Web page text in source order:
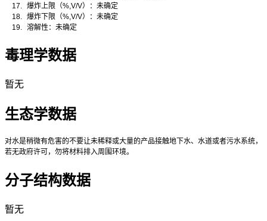
17.
爆炸上限（%,V/V）：未确定
18.
爆炸下限（%,V/V）：未确定
19.
溶解性：未确定
毒理学数据
暂无
生态学数据
对水是稍微有危害的不要让未稀释或大量的产品接触地下水、水道或者污水系统，
若无政府许可，勿将材料排入周围环境。
分子结构数据
暂无